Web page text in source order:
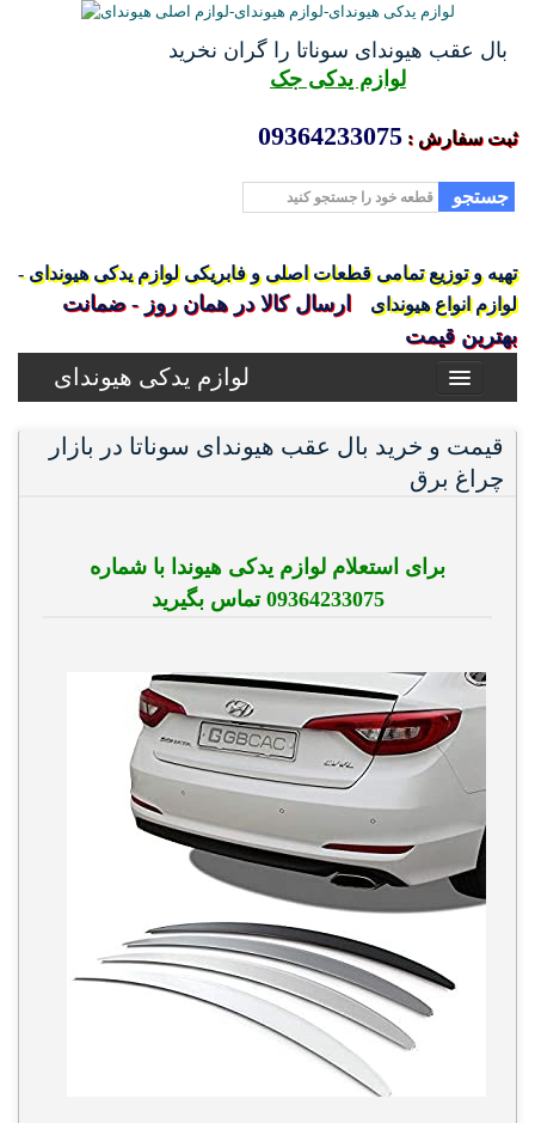
بال عقب هیوندای سوناتا را گران نخرید
لوازم یدکی جک
ثبت سفارش : 09364233075
جستجو
تهیه و توزیع تمامی قطعات اصلی و فابریکی لوازم یدکی هیوندای -
لوازم انواع هیوندای
ارسال کالا در همان روز - ضمانت
بهترین قیمت
لوازم یدکی هیوندای
قیمت و خرید بال عقب هیوندای سوناتا در بازار
چراغ برق
برای استعلام لوازم یدکی هیوندا با شماره
09364233075 تماس بگیرید